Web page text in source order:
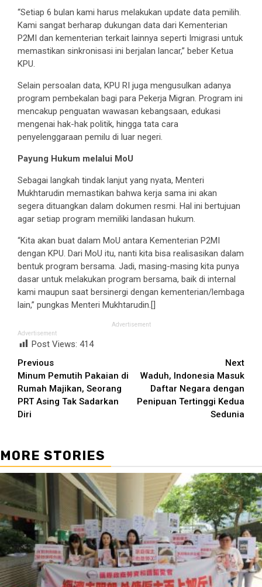
“Setiap 6 bulan kami harus melakukan update data pemilih.
Kami sangat berharap dukungan data dari Kementerian
P2MI dan kementerian terkait lainnya seperti Imigrasi untuk
memastikan sinkronisasi ini berjalan lancar,” beber Ketua
KPU.
Selain persoalan data, KPU RI juga mengusulkan adanya
program pembekalan bagi para Pekerja Migran. Program ini
mencakup penguatan wawasan kebangsaan, edukasi
mengenai hak-hak politik, hingga tata cara
penyelenggaraan pemilu di luar negeri.
Payung Hukum melalui MoU
Sebagai langkah tindak lanjut yang nyata, Menteri
Mukhtarudin memastikan bahwa kerja sama ini akan
segera dituangkan dalam dokumen resmi. Hal ini bertujuan
agar setiap program memiliki landasan hukum.
“Kita akan buat dalam MoU antara Kementerian P2MI
dengan KPU. Dari MoU itu, nanti kita bisa realisasikan dalam
bentuk program bersama. Jadi, masing-masing kita punya
dasar untuk melakukan program bersama, baik di internal
kami maupun saat bersinergi dengan kementerian/lembaga
lain,” pungkas Menteri Mukhtarudin.[]
Advertisement
Advertisement
Post Views: 414
Continue
Reading
Previous
Minum Pemutih Pakaian di
Rumah Majikan, Seorang
PRT Asing Tak Sadarkan
Diri
Next
Waduh, Indonesia Masuk
Daftar Negara dengan
Penipuan Tertinggi Kedua
Sedunia
MORE STORIES